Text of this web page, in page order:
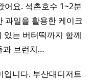
어요. 석촌호수 1~2분
과일을 활용한 케이크
있는 버터떡까지 함께
과 브런치…
입니다. 부산대디저트